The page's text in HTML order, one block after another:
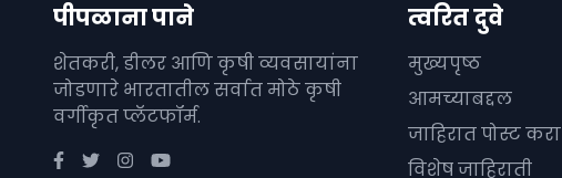
पीपळाना पाने
शेतकरी, डीलर आणि कृषी व्यवसायांना
जोडणारे भारतातील सर्वात मोठे कृषी
वर्गीकृत प्लॅटफॉर्म.
त्वरित दुवे
मुख्यपृष्ठ
आमच्याबद्दल
जाहिरात पोस्ट करा
विशेष जाहिराती